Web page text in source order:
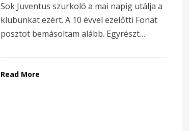
Sok Juventus szurkoló a mai napig utálja a
klubunkat ezért. A 10 évvel ezelőtti Fonat
posztot bemásoltam alább. Egyrészt…
Read More